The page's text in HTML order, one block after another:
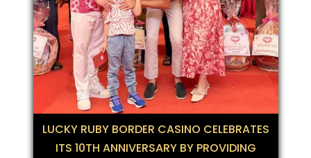
LUCKY RUBY BORDER CASINO CELEBRATES
ITS 10TH ANNIVERSARY BY PROVIDING